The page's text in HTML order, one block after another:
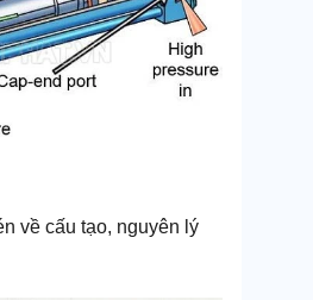
về cấu tạo, nguyên lý